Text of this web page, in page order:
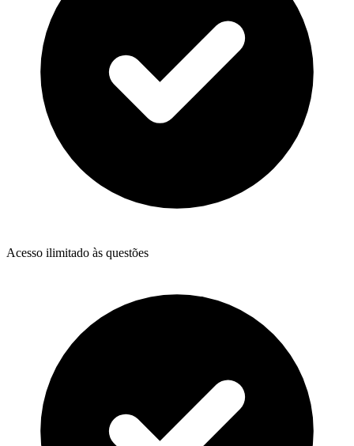
Acesso ilimitado às questões